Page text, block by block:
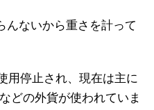
んないから重さを計って
用停止され、現在は主に
どの外貨が使われていま